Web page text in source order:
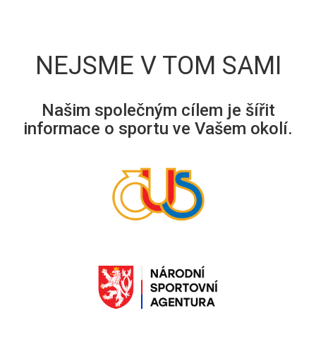
NEJSME V TOM SAMI
Našim společným cílem je šířit
informace o sportu ve Vašem okolí.